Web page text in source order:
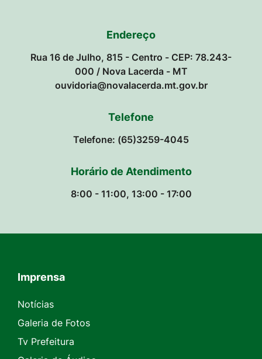
Endereço
Rua 16 de Julho, 815 - Centro - CEP: 78.243-
000 / Nova Lacerda - MT
ouvidoria@novalacerda.mt.gov.br
Telefone
Telefone: (65)3259-4045
Horário de Atendimento
8:00 - 11:00, 13:00 - 17:00
Seção do Rodapé e Contato
Imprensa
Notícias
Galeria de Fotos
Tv Prefeitura